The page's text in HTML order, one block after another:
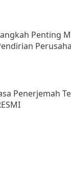
Penting
Penerjemah